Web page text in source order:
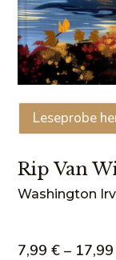
Leseprobe
Rip Van
Washington
7,99€ –